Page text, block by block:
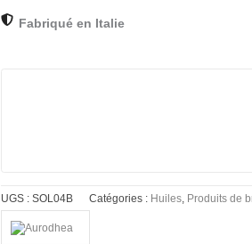
Fabriqué en Italie
UGS :SOL04B Catégories : Huiles Produits de